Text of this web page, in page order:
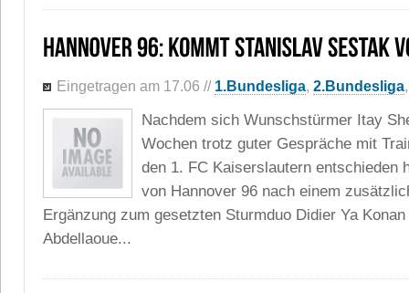
Eingetragen am 17.06 // 1.Bundesliga, 2.Bundesliga
Nachdem sich Wunschstürmer Itay
Wochen trotz guter Gespräche mit
den 1. FC Kaiserslautern entschieden
von Hannover 96 nach einem
Ergänzung zum gesetzten Sturmduo Didier Ya
Abdellaoue...